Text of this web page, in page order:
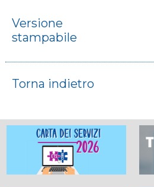
Versione
stampabile
Torna indietro